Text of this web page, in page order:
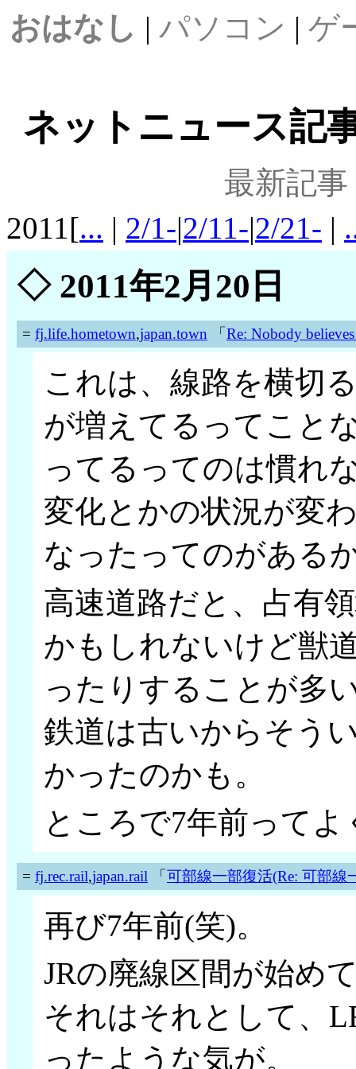
おはなし | パソコン | ゲ
ネットニュース記
最新記事
2011[... | 2/1-|2/11-|2/21- |
◇2011年2月20日
= fj.life.hometown,japan.town 「Re: Nobody
これは、線路を横切
が増えてるってこと
ってるってのは慣れ
変化とかの状況が変
なったってのがある
高速道路だと、占有
かもしれないけど獣
ったりすることが多
鉄道は古いからそう
かったのかも。
ところで7年前って
= fj.rec.rail,japan.rail「 可部線一部復活(Re: 可部線
再び7年前(笑)。
JRの廃線区間が始め
それはそれとして、
ったような気が。